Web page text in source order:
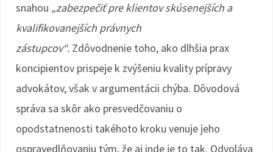
snahou „zabezpečiť pre klientov skúsenejších a
kvalifikovanejších právnych
zástupcov“. Zdôvodnenie toho, ako dlhšia prax
koncipientov prispeje k zvýšeniu kvality prípravy
advokátov, však v argumentácii chýba. Dôvodová
správa sa skôr ako presvedčovaniu o
opodstatnenosti takéhoto kroku venuje jeho
ospravedlňovaniu tým, že aj inde je to tak. Odvoláva